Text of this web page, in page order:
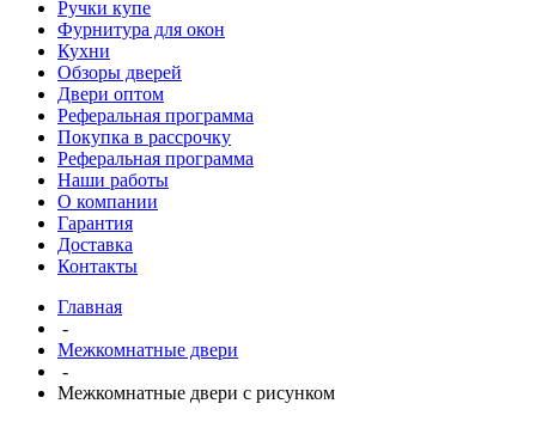
Ручки купе
Фурнитура для окон
Кухни
Обзоры дверей
Двери оптом
Реферальная программа
Покупка в рассрочку
Реферальная программа
Наши работы
О компании
Гарантия
Доставка
Контакты
Главная
-
Межкомнатные двери
-
Межкомнатные двери с рисунком